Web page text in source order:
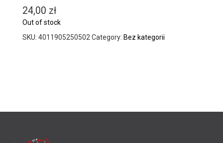
24,00 zł
Out of stock
SKU: 4011905250502 Category: Bez kategorii